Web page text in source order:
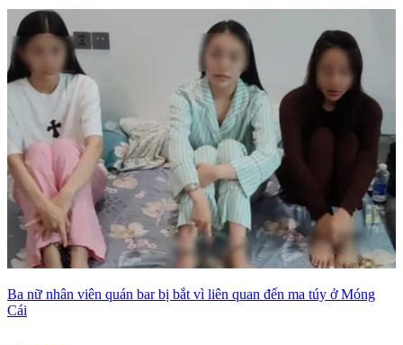
Ba nữ nhân viên quán bar bị bắt vì liên quan đến ma túy ở Móng
Cái